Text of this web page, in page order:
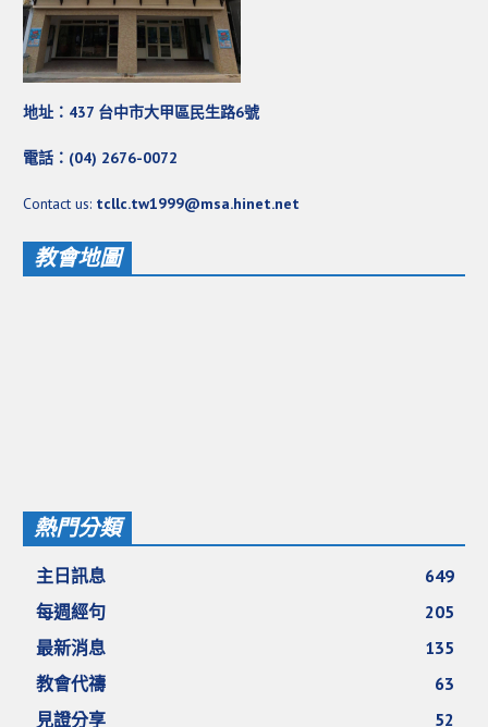
活動影音_2016年
活動影音_2015年
愛加倍活動相簿
讚美之泉 YOUTUBE 頻道
每日研經釋義
信望愛全球資訊網
蒲公英希望基金會
好消息衛星電視台
地址：437 台中市大甲區民生路6號
電話：(04) 2676-0072
Contact us: tcllc.tw1999@msa.hinet.net
教會地圖
熱門分類
主日訊息
649
每週經句
205
最新消息
135
教會代禱
63
見證分享
52